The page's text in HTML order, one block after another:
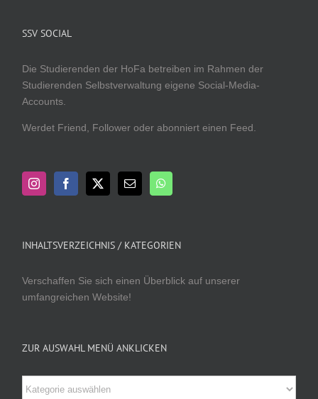
SSV SOCIAL
Die Studierenden der HoFa betreiben im Rahmen der
Studierenden Selbstverwaltung eigene Social-Media-
Accounts.
Werdet Friend, Follower oder abonniert einen Feed.
INHALTSVERZEICHNIS / KATEGORIEN
Verschaffen Sie sich einen Überblick auf unserer
umfangreichen Website!
ZUR AUSWAHL MENÜ ANKLICKEN